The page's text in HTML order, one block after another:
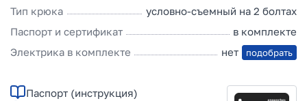
Тип крюка
условно-съемный на 2 болтах
Паспорт и сертификат
в комплекте
Электрика в комплекте
нет подобрать
Паспорт (инструкция)